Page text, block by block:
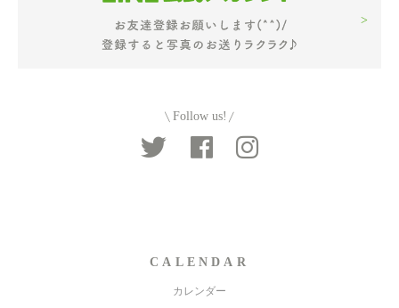
Follow us!
CALENDAR
カレンダー